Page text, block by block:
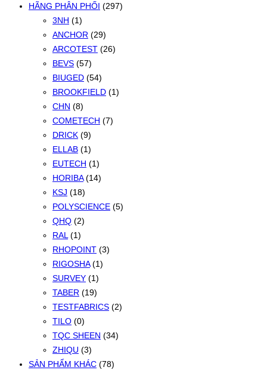
HÃNG PHÂN PHỐI (297)
3NH (1)
ANCHOR (29)
ARCOTEST (26)
BEVS (57)
BIUGED (54)
BROOKFIELD (1)
CHN (8)
COMETECH (7)
DRICK (9)
ELLAB (1)
EUTECH (1)
HORIBA (14)
KSJ (18)
POLYSCIENCE (5)
QHQ (2)
RAL (1)
RHOPOINT (3)
RIGOSHA (1)
SURVEY (1)
TABER (19)
TESTFABRICS (2)
TILO (0)
TQC SHEEN (34)
ZHIQU (3)
SẢN PHẨM KHÁC (78)